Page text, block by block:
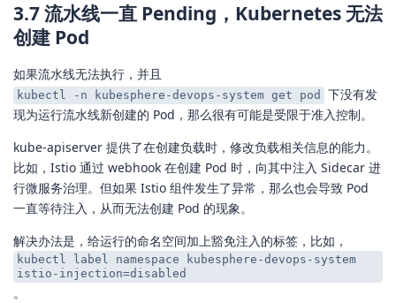
3.7 流水线一直 Pending，Kubernetes 无法
创建 Pod
如果流水线无法执行，并且
kubectl -n kubesphere-devops-system get pod
下没有发
现为运行流水线新创建的 Pod，那么很有可能是受限于准入控制。
kube-apiserver 提供了在创建负载时，修改负载相关信息的能力。
比如，Istio 通过 webhook 在创建 Pod 时，向其中注入 Sidecar 进
行微服务治理。但如果 Istio 组件发生了异常，那么也会导致 Pod
一直等待注入，从而无法创建 Pod 的现象。
解决办法是，给运行的命名空间加上豁免注入的标签，比如，
kubectl label namespace kubesphere-devops-system
istio-injection=disabled
。